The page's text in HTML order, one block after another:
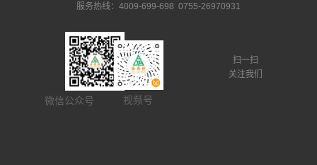
服务热线：4009-699-698 0755-26970931
微信公众号 视频号
扫一扫
关注我们